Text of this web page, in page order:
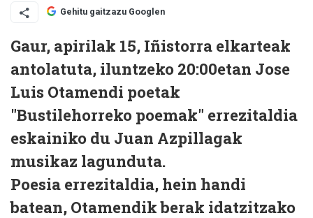
Gehitu gaitzazu Googlen
Gaur, apirilak 15, Iñistorra elkarteak
antolatuta, iluntzeko 20:00etan Jose
Luis Otamendi poetak
"Bustilehorreko poemak" errezitaldia
eskainiko du Juan Azpillagak
musikaz lagunduta.
Poesia errezitaldia, hein handi
batean, Otamendik berak idatzitzako